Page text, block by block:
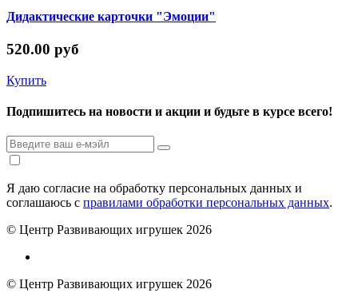
Дидактические карточки "Эмоции"
520.00 руб
Купить
Подпишитесь на новости и акции и будьте в курсе всего!
Я даю согласие на обработку персональных данных и
соглашаюсь с правилами обработки персональных данных.
© Центр Развивающих игрушек 2026
© Центр Развивающих игрушек 2026